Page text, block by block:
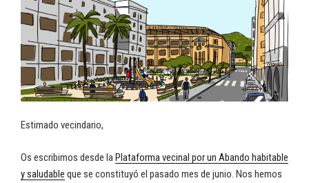
Estimado vecindario,
Os escribimos desde laPlataforma vecinal por un Abando habitable
y saludable que se constituyó el pasado mes de junio. Nos hemos